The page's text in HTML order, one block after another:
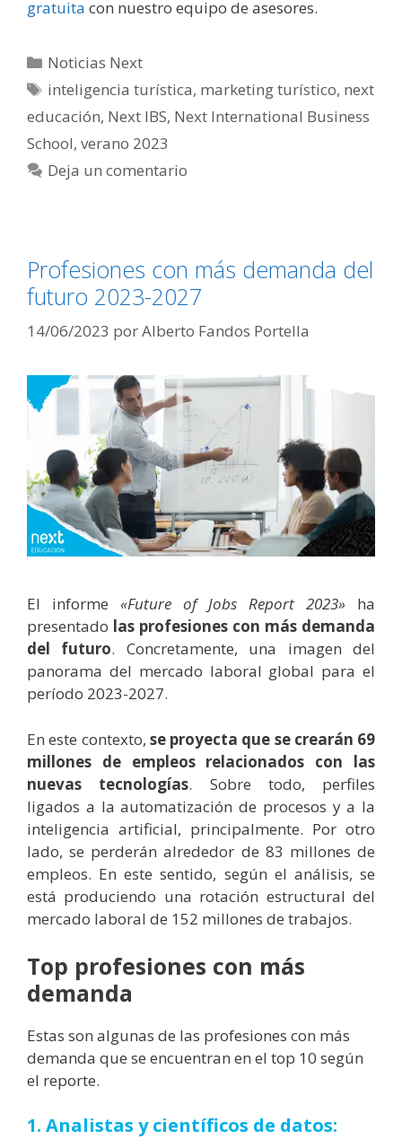
gratuita con nuestro equipo de asesores.
Categorías
Noticias Next
Etiquetas
inteligencia turística, marketing turístico, next
educación, Next IBS, Next International Business
School, verano 2023
Deja un comentario
Profesiones con más demanda del
futuro 2023-2027
14/06/2023 porAlberto Fandos Portella
El informe «Future of Jobs Report 2023» ha
presentado las profesiones con más demanda
del futuro. Concretamente, una imagen del
panorama del mercado laboral global para el
período 2023-2027.
En este contexto, se proyecta que se crearán 69
millones de empleos relacionados con las
nuevas tecnologías. Sobre todo, perfiles
ligados a la automatización de procesos y a la
inteligencia artificial, principalmente. Por otro
lado, se perderán alrededor de 83 millones de
empleos. En este sentido, según el análisis, se
está produciendo una rotación estructural del
mercado laboral de 152 millones de trabajos.
Top profesiones con más
demanda
Estas son algunas de las profesiones con más
demanda que se encuentran en el top 10 según
el reporte.
1. Analistas y científicos de datos: